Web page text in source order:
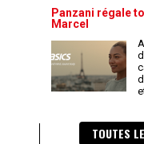
Panzani régale
Marcel
TOUTES